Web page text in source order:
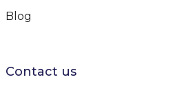
Blog
Contact us